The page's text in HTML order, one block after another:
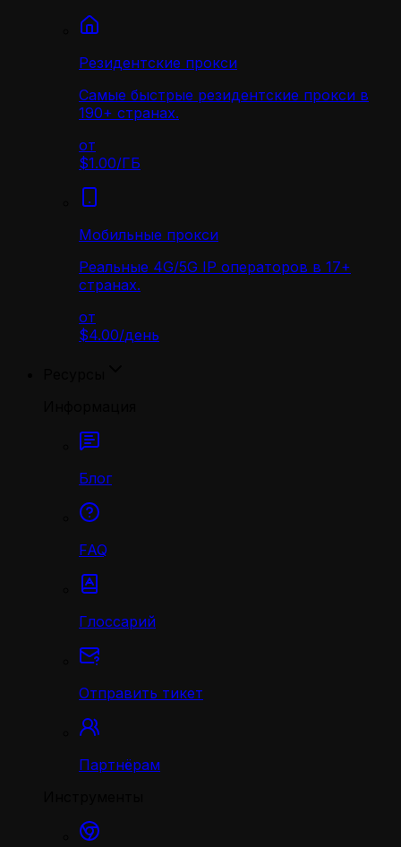
Резидентские прокси
Самые быстрые резидентские прокси в
190+ странах.
от
$1.00/ГБ
Мобильные прокси
Реальные 4G/5G IP операторов в 17+
странах.
от
$4.00/день
Блог
FAQ
Глоссарий
Отправить тикет
Партнёрам